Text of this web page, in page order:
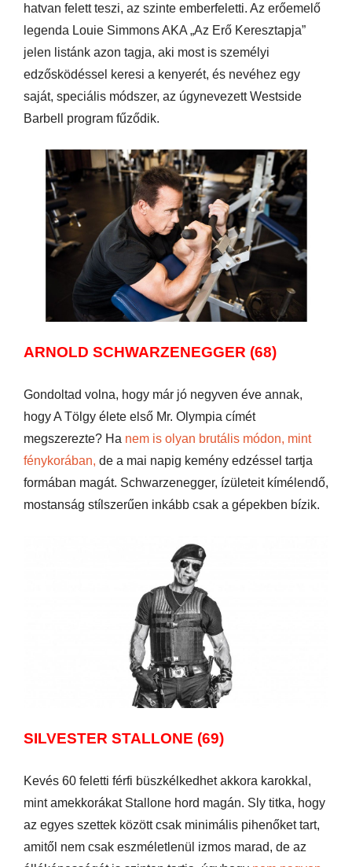
hatvan felett teszi, az szinte emberfeletti. Az erőemelő
legenda Louie Simmons AKA „Az Erő Keresztapja”
jelen listánk azon tagja, aki most is személyi
edzősködéssel keresi a kenyerét, és nevéhez egy
saját, speciális módszer, az úgynevezett Westside
Barbell program fűződik.
ARNOLD SCHWARZENEGGER (68)
Gondoltad volna, hogy már jó negyven éve annak,
hogy A Tölgy élete első Mr. Olympia címét
megszerezte? Ha nem is olyan brutális módon, mint
fénykorában, de a mai napig kemény edzéssel tartja
formában magát. Schwarzenegger, ízületeit kímélendő,
mostanság stílszerűen inkább csak a gépekben bízik.
SILVESTER STALLONE (69)
Kevés 60 feletti férfi büszkélkedhet akkora karokkal,
mint amekkorákat Stallone hord magán. Sly titka, hogy
az egyes szettek között csak minimális pihenőket tart,
amitől nem csak eszméletlenül izmos marad, de az